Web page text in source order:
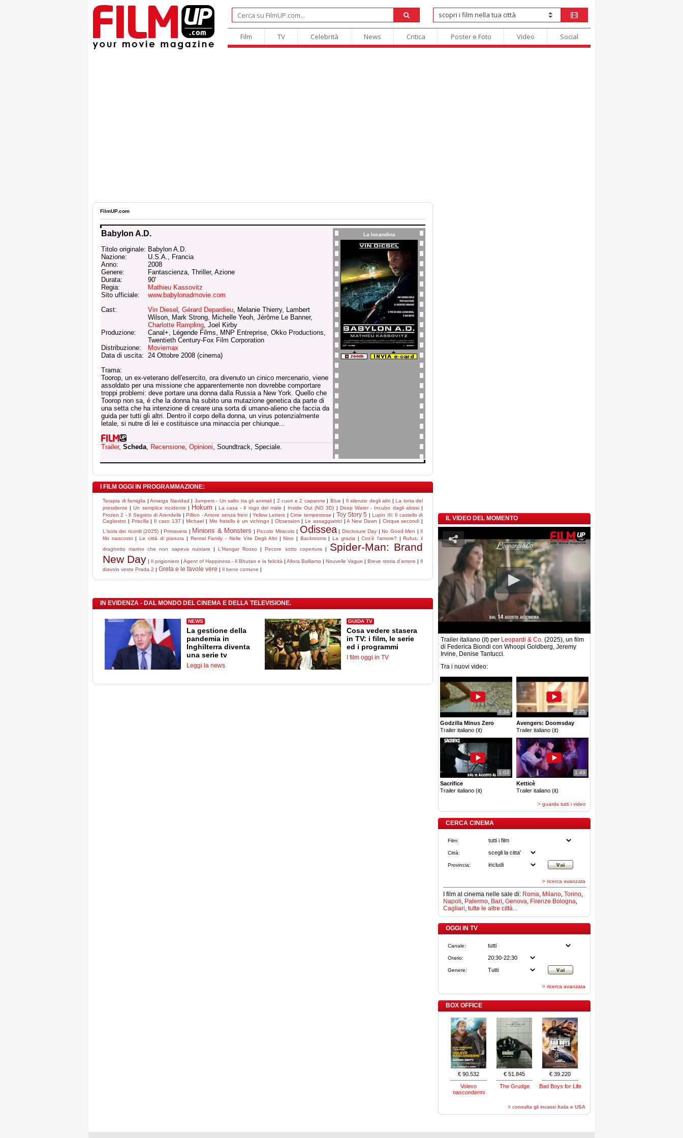
Film TV Celebrità News Critica Poster e Foto Video Social
FilmUP.com
Babylon A.D.
Titolo originale: Babylon A.D.
Nazione:
U.S.A., Francia
Anno:
2008
Genere:
Fantascienza, Thriller, Azione
Durata:
90'
Regia:
Mathieu Kassovitz
Sito ufficiale:
www.babylonadmovie.com
Cast:
Vin Diesel , Gérard Depardieu, Melanie Thierry, Lambert
Wilson, Mark Strong, Michelle Yeoh, Jérôme Le Banner,
Charlotte Rampling, Joel Kirby
Produzione:
Canal+, Légende Films, MNP Entreprise, Okko Productions,
Twentieth Century-Fox Film Corporation
Distribuzione:
Moviemax
Data di uscita: 24 Ottobre 2008 (cinema)
Trama:
Toorop, un ex-veterano dell'esercito, ora divenuto un cinico mercenario, viene
assoldato per una missione che apparentemente non dovrebbe comportare
troppi problemi: deve portare una donna dalla Russia a New York. Quello che
Toorop non sa, é che la donna ha subito una mutazione genetica da parte di
una setta che ha intenzione di creare una sorta di umano-alieno che faccia da
guida per tutti gli altri. Dentro il corpo della donna, un virus potenzialmente
letale, si nutre di lei e costituisce una minaccia per chiunque...
Trailer, Scheda, Recensione, Opinioni, Soundtrack, Speciale.
La locandina
I FILM OGGI IN PROGRAMMAZIONE:
Terapia di famiglia | Amarga Navidad | Jumpers - Un salto tra gli animali| 2 cuori e 2 capanne | Blue | Il silenzio degli altri | La torta del
presidente |Un semplice incidente | Hokum | La casa - Il rogo del male | Inside Out (NO 3D) | Deep Water - Incubo dagli abissi|
Frozen 2 - Il Segreto di Arendelle |Pillion - Amore senza freni |Yellow Letters |Cime tempestose | Toy Story 5 |Lupin III: Il castello di
Cagliostro | Priscilla | Il caso 137 |Michael | Mio fratello è un vichingo | Obsession |Le assaggiatrici|A New Dawn | Cinque secondi |
L'isola dei ricordi (2025) |Primavera | Minions & Monsters |Piccolo Miracolo | Odissea| Disclosure Day |No Good Men | Il
filo nascosto |Le città di pianura | Rental Family - Nelle Vite Degli Altri|Nino | Backrooms|La grazia |Cos'è l'amore? |Rufus, il
draghetto marino che non sapeva nuotare | L'Hangar Rosso |Pecore sotto copertura | Spider-Man: Brand
New Day | Il prigioniero | Agent of Happiness - Il Bhutan e la felicità | Allora Balliamo | Nouvelle Vague | Breve storia d'amore | Il
diavolo veste Prada 2 | Greta e le favole vere | Il bene comune |
IN EVIDENZA - DAL MONDO DEL CINEMA E DELLA TELEVISIONE.
NEWS
La gestione della
pandemia in
Inghilterra diventa
una serie tv
Leggi la news
GUIDA TV
Cosa vedere stasera
in TV: i film, le serie
ed i programmi
I film oggi in TV
IL VIDEO DEL MOMENTO
Trailer italiano (it) per Leopardi & Co. (2025), un film
di Federica Biondi con Whoopi Goldberg, Jeremy
Irvine, Denise Tantucci.
Tra i nuovi video:
0:34
Godzilla Minus Zero
Trailer italiano (it)
2:25
Avengers: Doomsday
Trailer italiano (it)
1:03
Sacrifice
Trailer italiano (it)
1:49
Ketticè
Trailer italiano (it)
> guarda tutti i video
CERCA CINEMA
Film:
Città:
Provincia:
> ricerca avanzata
I film al cinema nelle sale di: Roma, Milano, Torino,
Napoli, Palermo, Bari, Genova, Firenze Bologna,
Cagliari, tutte le altre città...
OGGI IN TV
Canale:
Orario:
Genere:
> ricerca avanzata
BOX OFFICE
€ 90.532
Volevo
nascondermi
€ 51.845
The Grudge
€ 39.220
Bad Boys for Life
> consulta gli incassi Italia e USA